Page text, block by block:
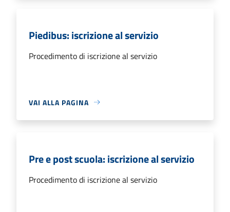
Piedibus: iscrizione al servizio
Procedimento di iscrizione al servizio
VAI ALLA PAGINA
Pre e post scuola: iscrizione al servizio
Procedimento di iscrizione al servizio